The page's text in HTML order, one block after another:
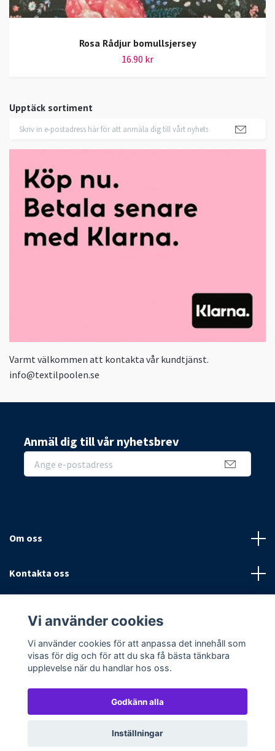
Upptäck sortiment
Varmt välkommen att kontakta vår kundtjänst.
info@textilpoolen.se
Rosa Rådjur bomullsjersey
16.90 kr
Anmäl dig till vår nyhetsbrev
Om oss
Kontakta oss
Sociala medier
© 2026 TextilpoolenPowered by Quickbutik
Vi använder cookies
Vi använder cookies för att anpassa det innehåll som
visas för dig och för att du ska få bästa tänkbara
upplevelse när du handlar hos oss.
Godkänn alla
Inställningar